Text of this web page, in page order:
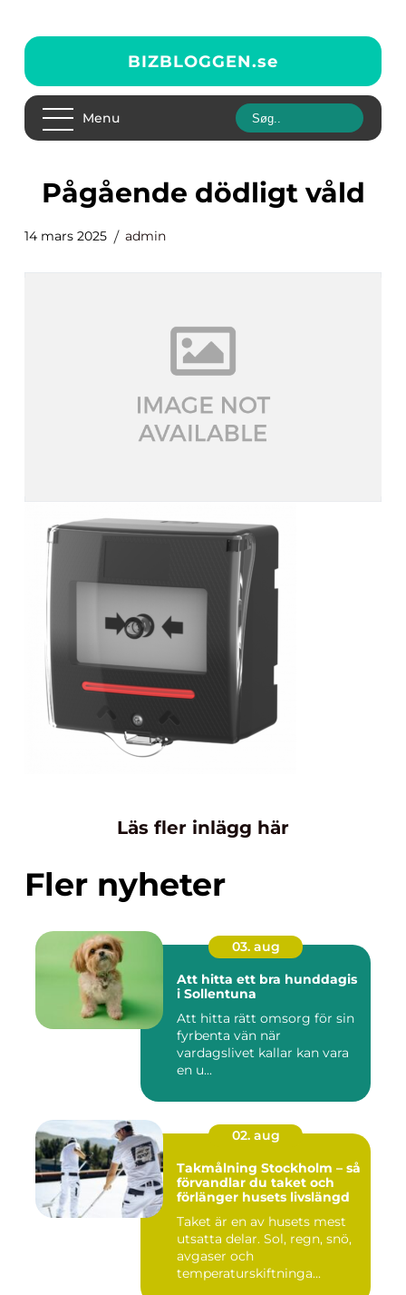
BIZBLOGGEN.se
Menu
Pågående dödligt våld
14 mars 2025 admin
Läs fler inlägg här
Fler nyheter
03. aug
Att hitta ett bra hunddagis
i Sollentuna
Att hitta rätt omsorg för sin
fyrbenta vän när
vardagslivet kallar kan vara
en u...
02. aug
Takmålning Stockholm – så
förvandlar du taket och
förlänger husets livslängd
Taket är en av husets mest
utsatta delar. Sol, regn, snö,
avgaser och
temperaturskiftninga...